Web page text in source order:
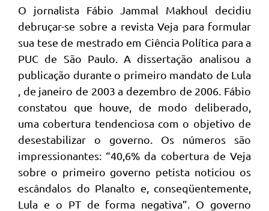
O jornalista Fábio Jammal Makhoul decidiu
debruçar-se sobre a revista Veja para formular
sua tese de mestrado em Ciência Política para a
PUC de São Paulo. A dissertação analisou a
publicação durante o primeiro mandato de Lula
, de janeiro de 2003 a dezembro de 2006. Fábio
constatou que houve, de modo deliberado,
uma cobertura tendenciosa com o objetivo de
desestabilizar o governo. Os números são
impressionantes: “40,6% da cobertura de Veja
sobre o primeiro governo petista noticiou os
escândalos do Planalto e, conseqüentemente,
Lula e o PT de forma negativa”. O governo